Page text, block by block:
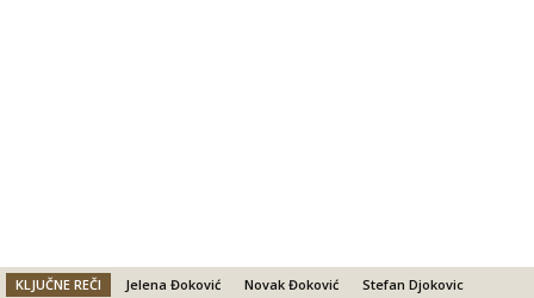
KLJUČNE REČI Jelena Đoković Novak Đoković
Stefan Djokovic